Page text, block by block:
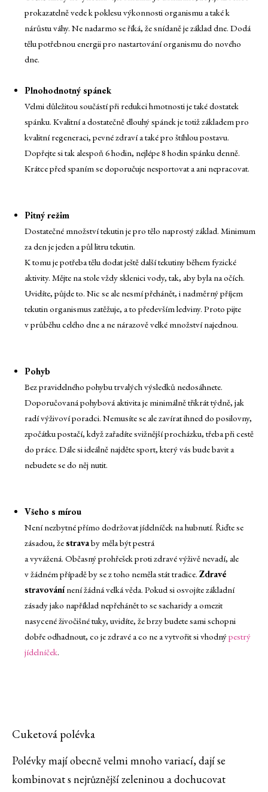
prokazatelně vede k poklesu výkonnosti organismu a také k
nárůstu váhy. Ne nadarmo se říká, že snídaně je základ dne. Dodá
tělu potřebnou energii pro nastartování organismu do nového
dne.
Plnohodnotný spánek
Velmi důležitou součástí při redukci hmotnosti je také dostatek
spánku. Kvalitní a dostatečně dlouhý spánek je totiž základem pro
kvalitní regeneraci, pevné zdraví a také pro štíhlou postavu.
Dopřejte si tak alespoň 6 hodin, nejlépe 8 hodin spánku denně.
Krátce před spaním se doporučuje nesportovat a ani nepracovat.
Pitný režim
Dostatečné množství tekutin je pro tělo naprostý základ. Minimum
za den je jeden a půl litru tekutin.
K tomu je potřeba tělu dodat ještě další tekutiny během fyzické
aktivity. Mějte na stole vždy sklenici vody, tak, aby byla na očích.
Uvidíte, půjde to. Nic se ale nesmí přehánět, i nadměrný příjem
tekutin organismus zatěžuje, a to především ledviny. Proto pijte
v průběhu celého dne a ne nárazově velké množství najednou.
Pohyb
Bez pravidelného pohybu trvalých výsledků nedosáhnete.
Doporučovaná pohybová aktivita je minimálně třikrát týdně, jak
radí výživoví poradci. Nemusíte se ale zavírat ihned do posilovny,
zpočátku postačí, když zařadíte svižnější procházku, třeba při cestě
do práce. Dále si ideálně najděte sport, který vás bude bavit a
nebudete se do něj nutit.
Všeho s mírou
Není nezbytné přímo dodržovat jídelníček na hubnutí. Řiďte se
zásadou, žestravaby měla být pestrá
a vyvážená. Občasný prohřešek proti zdravé výživě nevadí, ale
v žádném případě by se z toho neměla stát tradice. Zdravé
stravování není žádná velká věda. Pokud si osvojíte základní
zásady jako například nepřehánět to se sacharidy a omezit
nasycené živočišné tuky, uvidíte, že brzy budete sami schopni
dobře odhadnout, co je zdravé a co ne a vytvořit si vhodnýpestrý
jídelníček.
Cuketová polévka
Polévky mají obecně velmi mnoho variací, dají se
kombinovat s nejrůznější zeleninou a dochucovat